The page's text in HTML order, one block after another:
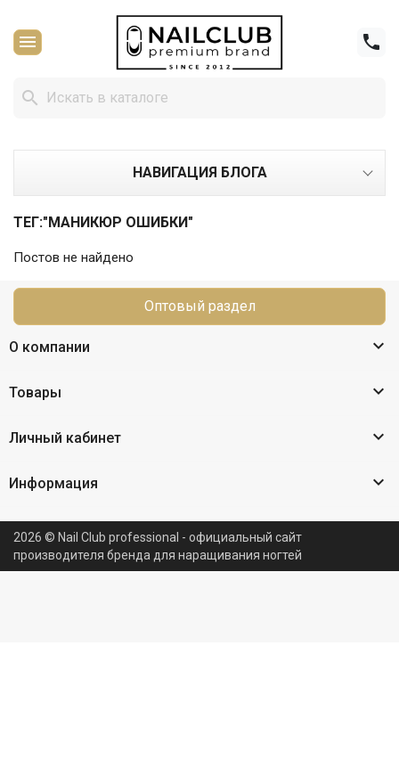
 

НАВИГАЦИЯ БЛОГА
ТЕГ:"МАНИКЮР ОШИБКИ"
Постов не найдено
Оптовый раздел
О компании 
Товары 
Личный кабинет 
Информация 
2026 © Nail Club professional - официальный сайт
производителя бренда для наращивания ногтей